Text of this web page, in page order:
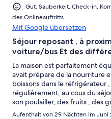
Gut: Sauberkeit, Check-in,
des Onlineauftritts
Mit Google übersetzen
Séjour reposant , à
voiture/bus Et des
La maison est parfaitement
avait prépare de la nourriture
boissons dans le réfrigérateur
régulièrement, au cous du
son poulailler, des fruits , des
huile d’olive sublime Il a tout
Aufenthalt von 29 Nächten im Juni